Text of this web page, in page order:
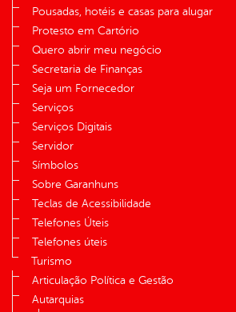
Pousadas, hotéis e casas para alugar
Protesto em Cartório
Quero abrir meu negócio
Secretaria de Finanças
Seja um Fornecedor
Serviços
Serviços Digitais
Servidor
Símbolos
Sobre Garanhuns
Teclas de Acessibilidade
Telefones Úteis
Telefones úteis
Turismo
Articulação Política e Gestão
Autarquias